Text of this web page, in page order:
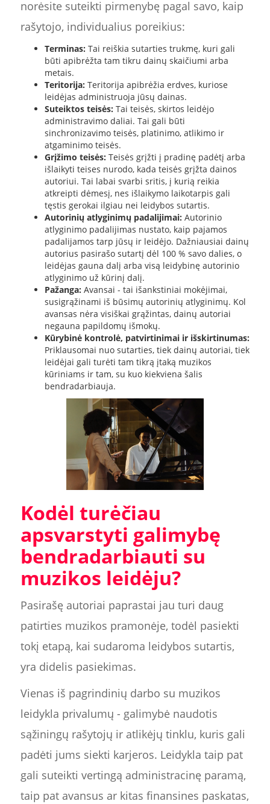
norėsite suteikti pirmenybę pagal savo, kaip
rašytojo, individualius poreikius:
Terminas: Tai reiškia sutarties trukmę, kuri gali
būti apibrėžta tam tikru dainų skaičiumi arba
metais.
Teritorija: Teritorija apibrėžia erdves, kuriose
leidėjas administruoja jūsų dainas.
Suteiktos teisės: Tai teisės, skirtos leidėjo
administravimo daliai. Tai gali būti
sinchronizavimo teisės, platinimo, atlikimo ir
atgaminimo teisės.
Grįžimo teisės: Teisės grįžti į pradinę padėtį arba
išlaikyti teises nurodo, kada teisės grįžta dainos
autoriui. Tai labai svarbi sritis, į kurią reikia
atkreipti dėmesį, nes išlaikymo laikotarpis gali
tęstis gerokai ilgiau nei leidybos sutartis.
Autorinių atlyginimų padalijimai: Autorinio
atlyginimo padalijimas nustato, kaip pajamos
padalijamos tarp jūsų ir leidėjo. Dažniausiai dainų
autorius pasirašo sutartį dėl 100 % savo dalies, o
leidėjas gauna dalį arba visą leidybinę autorinio
atlyginimo už kūrinį dalį.
Pažanga: Avansai - tai išankstiniai mokėjimai,
susigrąžinami iš būsimų autorinių atlyginimų. Kol
avansas nėra visiškai grąžintas, dainų autoriai
negauna papildomų išmokų.
Kūrybinė kontrolė, patvirtinimai ir išskirtinumas:
Priklausomai nuo sutarties, tiek dainų autoriai, tiek
leidėjai gali turėti tam tikrą įtaką muzikos
kūriniams ir tam, su kuo kiekviena šalis
bendradarbiauja.
Kodėl turėčiau
apsvarstyti galimybę
bendradarbiauti su
muzikos leidėju?
Pasirašę autoriai paprastai jau turi daug
patirties muzikos pramonėje, todėl pasiekti
tokį etapą, kai sudaroma leidybos sutartis,
yra didelis pasiekimas.
Vienas iš pagrindinių darbo su muzikos
leidykla privalumų - galimybė naudotis
sąžiningų rašytojų ir atlikėjų tinklu, kuris gali
padėti jums siekti karjeros. Leidykla taip pat
gali suteikti vertingą administracinę paramą,
taip pat avansus ar kitas finansines paskatas,